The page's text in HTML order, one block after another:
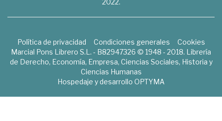
2022.
Política de privacidad Condiciones generales
Cookies
Marcial Pons Librero S.L. - B82947326 © 1948 - 2018. Librería
de Derecho, Economía, Empresa, Ciencias Sociales, Historia y
Ciencias Humanas
Hospedaje y desarrollo OPTYMA